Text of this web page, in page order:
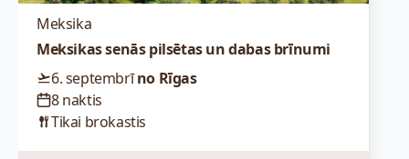
Meksika
Meksikas senās pilsētas un dabas brīnumi
6. septembrīno Rīgas
8 naktis
Tikai brokastis